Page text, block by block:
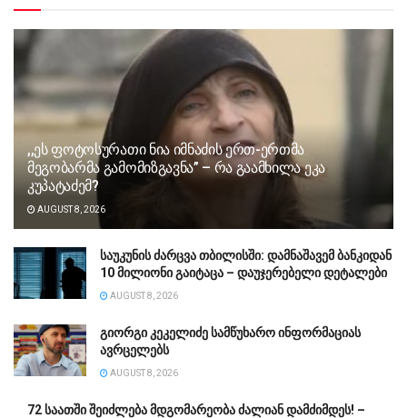
,,ეს ფოტოსურათი ნია იმნაძის ერთ-ერთმა
მეგობარმა გამომიზგავნა” – რა გაამხილა ეკა
კუპატაძემ?
AUGUST 8, 2026
საუკუნის ძარცვა თბილისში: დამნაშავემ ბანკიდან
10 მილიონი გაიტაცა – დაუჯერებელი დეტალები
AUGUST 8, 2026
გიორგი კეკელიძე სამწუხარო ინფორმაციას
ავრცელებს
AUGUST 8, 2026
72 საათში შეიძლება მდგომარეობა ძალიან დამძიმდეს! –